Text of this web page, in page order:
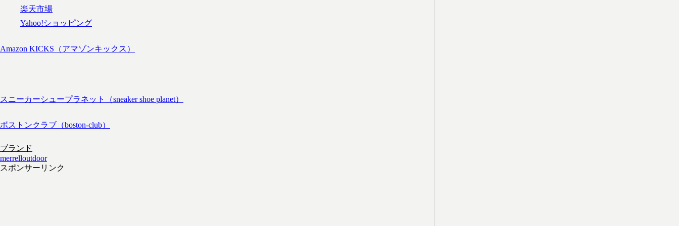
楽天市場
Yahoo!ショッピング
Amazon KICKS（アマゾンキックス）
スニーカーシュープラネット（sneaker shoe planet）
ボストンクラブ（boston-club）
ブランド
merrelloutdoor
スポンサーリンク